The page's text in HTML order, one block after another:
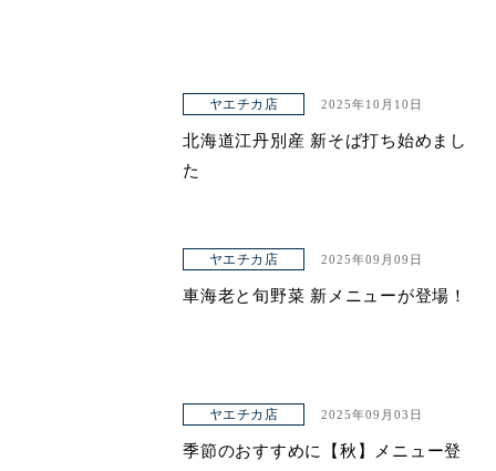
ヤエチカ店 2025年10月10日
北海道江丹別産 新そば打ち始めまし
た
ヤエチカ店 2025年09月09日
車海老と旬野菜 新メニューが登場！
ヤエチカ店 2025年09月03日
季節のおすすめに【秋】メニュー登